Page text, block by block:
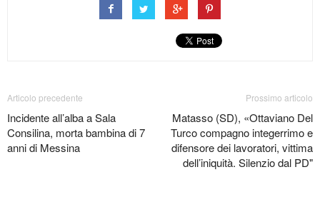
Articolo precedente
Incidente all’alba a Sala
Consilina, morta bambina di 7
anni di Messina
Prossimo articolo
Matasso (SD), «Ottaviano Del
Turco compagno integerrimo e
difensore dei lavoratori, vittima
dell’iniquità. Silenzio dal PD"